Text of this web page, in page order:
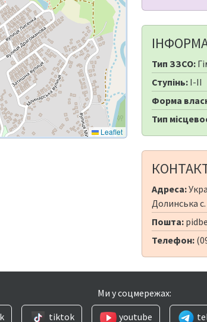
Leaflet
Тип ЗЗСО:
Ступінь: I-II
Форма
Тип
Адреса:
Долинська
Пошта:
Телефон:
Ми у соцмережах:
tiktok youtube